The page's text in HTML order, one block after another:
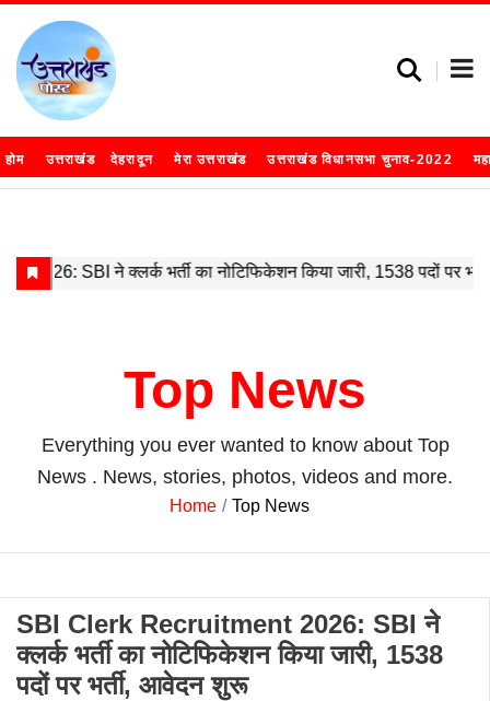
होम उत्तराखंड देहरादून मेरा उत्तराखंड उत्तराखंड विधानसभा चुनाव-2022
Top News
Everything you ever wanted to know aboutTop
News . News, stories, photos, videos and more.
Home Top News
SBI Clerk Recruitment 2026: SBI ने
क्लर्क भर्ती का नोटिफिकेशन किया जारी, 1538
पदों पर भर्ती, आवेदन शुरू